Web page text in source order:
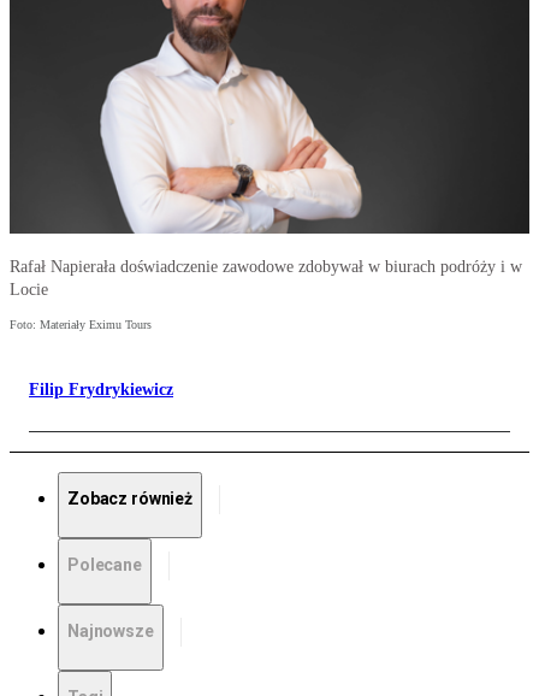
Rafał Napierała doświadczenie zawodowe zdobywał w biurach podróży i w
Locie
Foto: Materiały Eximu Tours
Filip Frydrykiewicz
Zobacz również
Polecane
Najnowsze